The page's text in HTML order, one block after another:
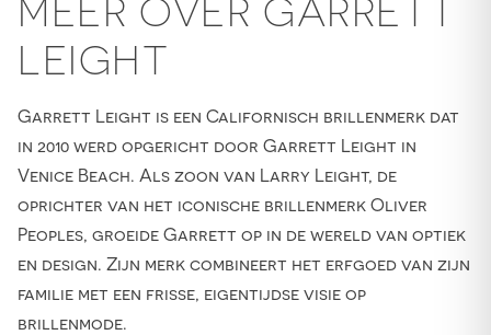
MEER OVER GARRETT
LEIGHT
Garrett Leight is een Californisch brillenmerk dat
in 2010 werd opgericht door Garrett Leight in
Venice Beach. Als zoon van Larry Leight, de
oprichter van het iconische brillenmerk Oliver
Peoples, groeide Garrett op in de wereld van optiek
en design. Zijn merk combineert het erfgoed van zijn
familie met een frisse, eigentijdse visie op
brillenmode.